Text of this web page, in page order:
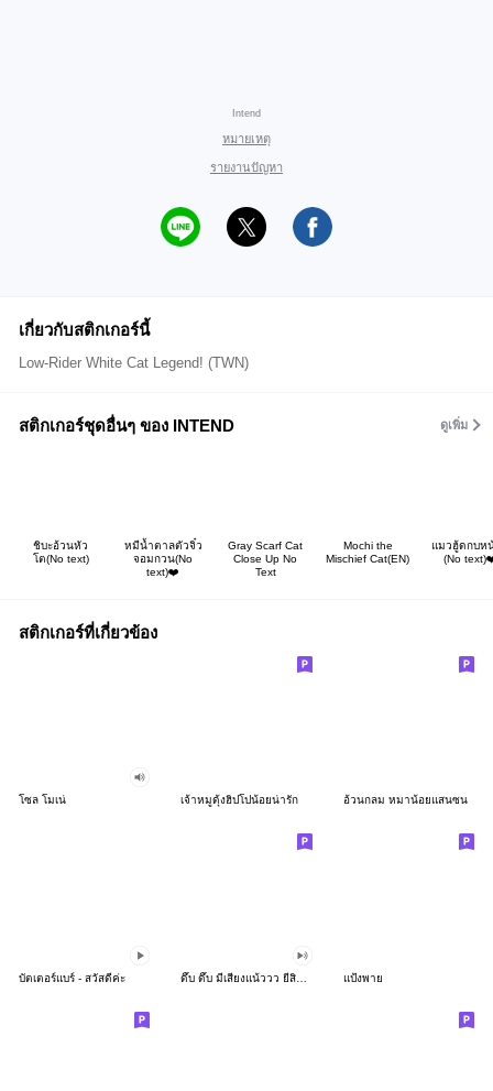
Intend
หมายเหตุ
รายงานปัญหา
เกี่ยวกับสติกเกอร์นี้
Low-Rider White Cat Legend! (TWN)
สติกเกอร์ชุดอื่นๆ ของ INTEND ดูเพิ่ม
ชิบะอ้วนหัว
โต(No text)
หมีน้ำตาลตัวจิ๋ว
จอมกวน(No
text)❤️
Gray Scarf Cat
Close Up No
Text
Mochi the
Mischief Cat(EN)
แมวฮู้ดกบห
(No
สติกเกอร์ที่เกี่ยวข้อง
โซล โมเน่ เจ้าหมูดุ้งฮิปโปน้อยน่ารัก อ้วนกลม หมาน้อยแสนซน
บัตเตอร์แบร์ - สวัสดีค่ะ แป้งพาย